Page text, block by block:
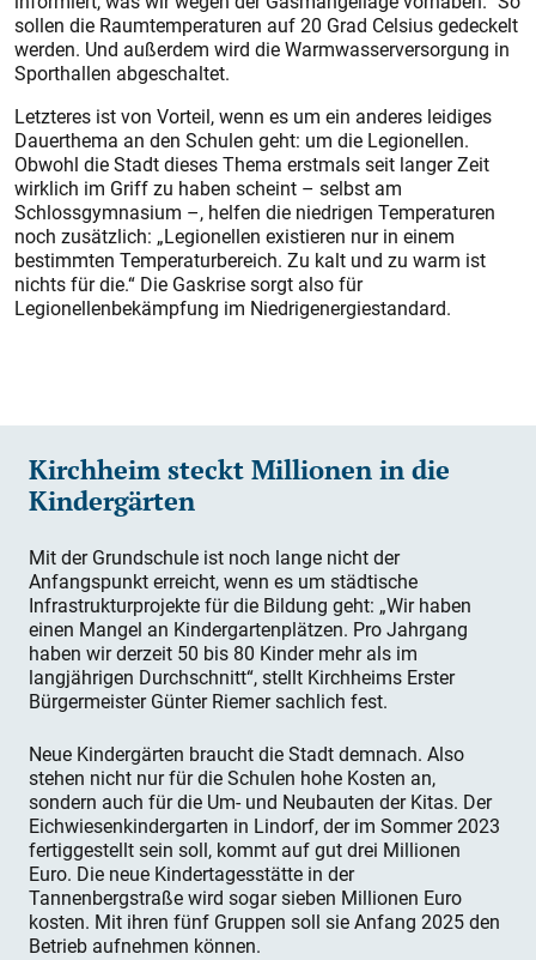
sollen die Raumtemperaturen auf 20 Grad Celsius gedeckelt
werden. Und außerdem wird die Warmwasserversorgung in
Sporthallen abgeschaltet.
Letzteres ist von Vorteil, wenn es um ein anderes leidiges
Dauerthema an den Schulen geht: um die Legionellen.
Obwohl die Stadt dieses Thema erstmals seit langer Zeit
wirklich im Griff zu haben scheint – selbst am
Schlossgymnasium –, helfen die niedrigen Temperaturen
noch zusätzlich: „Legionellen existieren nur in einem
bestimmten Temperaturbereich. Zu kalt und zu warm ist
nichts für die.“ Die Gaskrise sorgt also für
Legionellenbekämpfung im Niedrigenergiestandard.
Kirchheim steckt Millionen in die
Kindergärten
Mit der Grundschule ist noch lange nicht der
Anfangspunkt erreicht, wenn es um städtische
Infrastrukturprojekte für die Bildung geht: „Wir haben
einen Mangel an Kindergartenplätzen. Pro Jahrgang
haben wir derzeit 50 bis 80 Kinder mehr als im
langjährigen Durchschnitt“, stellt Kirchheims Erster
Bürgermeister Günter Riemer sachlich fest.
Neue Kindergärten braucht die Stadt demnach. Also
stehen nicht nur für die Schulen hohe Kosten an,
sondern auch für die Um- und Neubauten der Kitas. Der
Eichwiesenkindergarten in Lindorf, der im Sommer 2023
fertiggestellt sein soll, kommt auf gut drei Millionen
Euro. Die neue Kindertagesstätte in der
Tannenbergstraße wird sogar sieben Millionen Euro
kosten. Mit ihren fünf Gruppen soll sie Anfang 2025 den
Betrieb aufnehmen können.